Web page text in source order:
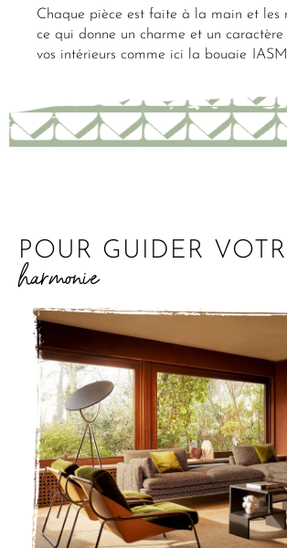
Chaque pièce est faite à la main et les
ce qui donne un charme et un caractère
vos intérieurs comme ici la bougie
POUR GUIDER
harmonie